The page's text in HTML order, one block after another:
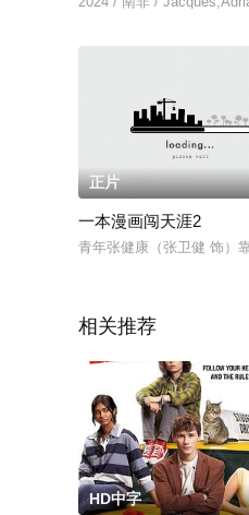
正片
一本漫画闯天涯2
青年张健康（张卫健 饰）
相关推荐
HD中字